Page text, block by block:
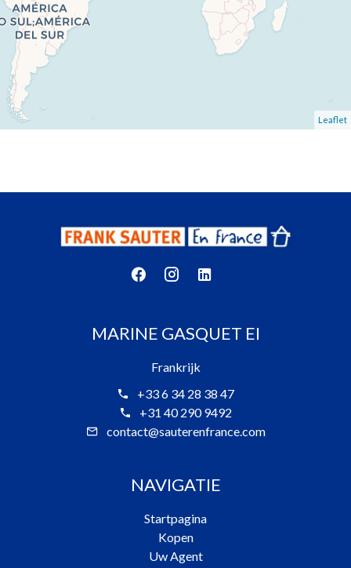
Leaflet
MARINE GASQUET EI
Frankrijk
+33 6 34 28 38 47
+31 40 290 9492
contact@sauterenfrance.com
NAVIGATIE
Startpagina
Kopen
Uw Agent